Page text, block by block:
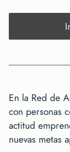
En la Red de
con personas
actitud
nuevas metas